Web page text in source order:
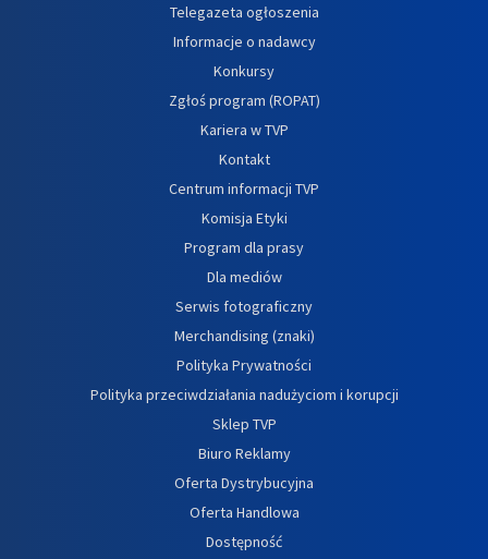
Telegazeta ogłoszenia
Informacje o nadawcy
Konkursy
Zgłoś program (ROPAT)
Kariera w TVP
Kontakt
Centrum informacji TVP
Komisja Etyki
Program dla prasy
Dla mediów
Serwis fotograficzny
Merchandising (znaki)
Polityka Prywatności
Polityka przeciwdziałania nadużyciom i korupcji
Sklep TVP
Biuro Reklamy
Oferta Dystrybucyjna
Oferta Handlowa
Dostępność